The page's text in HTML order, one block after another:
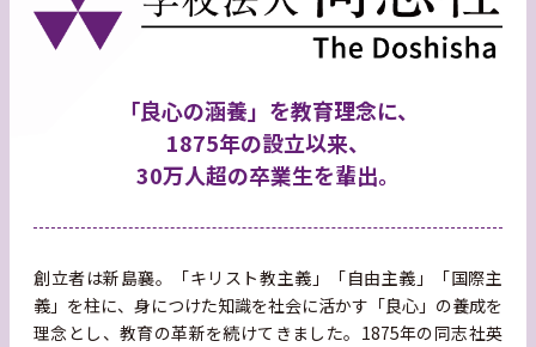
「良心の涵養」を教育理念に、
1875年の設立以来、
30万人超の卒業生を輩出。
創立者は新島襄。「キリスト教主義」「自由主義」「国際主
義」を柱に、身につけた知識を社会に活かす「良心」の養成を
理念とし、教育の革新を続けてきました。1875年の同志社英